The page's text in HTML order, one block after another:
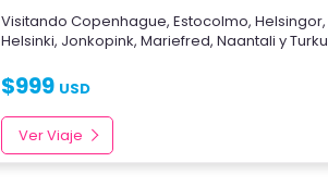
Visitando Copenhague, Estocolmo, Helsingor,
Helsinki, Jonkopink, Mariefred, Naantali yTurku
$999 USD
Ver Viaje